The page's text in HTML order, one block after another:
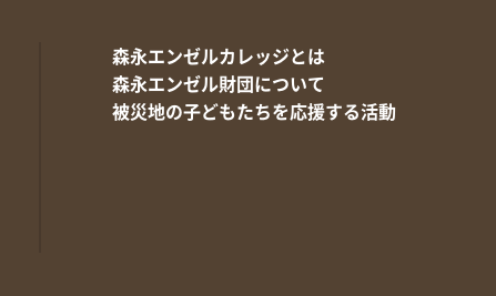
森永エンゼルカレッジとは
森永エンゼル財団について
被災地の子どもたちを応援する活動